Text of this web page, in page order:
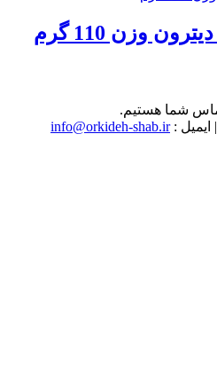
| ایمیل :info@orkideh-shab.ir